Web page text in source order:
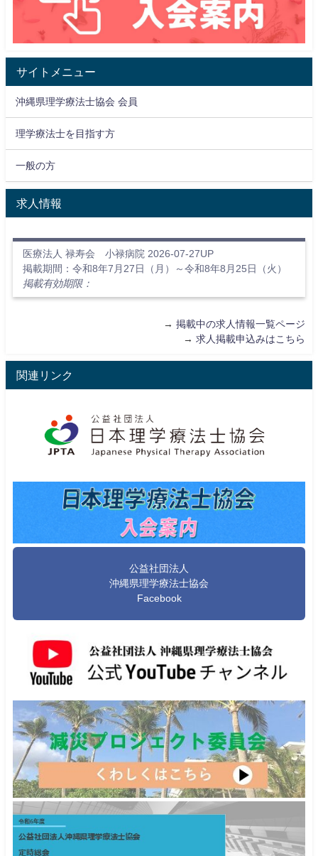
サイトメニュー
沖縄県理学療法士協会 会員
理学療法士を目指す方
一般の方
求人情報
医療法人 禄寿会 小禄病院 2026-07-27UP
掲載期間：令和8年7月27日（月）～令和8年8月25日（火）
掲載有効期限：
→ 掲載中の求人情報一覧ページ
→ 求人掲載申込みはこちら
関連リンク
公益社団法人
沖縄県理学療法士協会
Facebook